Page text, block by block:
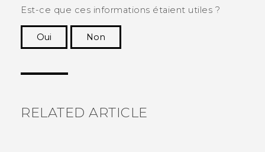
Est-ce que ces informations étaient utiles ?
Oui
Non
RELATED ARTICLE